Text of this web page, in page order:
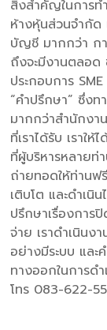
สิ่งสำคัญในการท
ห้างหุ้นส่วนจำกัด
บัญชี มากกว่า กา
ถึงจะมีงานตลอ
ประกอบการ
“คำปรึกษา” ซึ่ง
มากกว่าสำนักงา
ที่เราได้รับ เราใ
ที่ผู้บริหารหลายท่า
ถ่ายทอดให้ท่านฟ
เติบโต และดำเนิ
ปรึกษาเรื่องการ
จ่าย เราดำเนินง
อย่างมีระบบ แล
ทางออกในการด
โทร 083-622-